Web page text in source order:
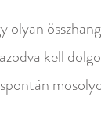
olyan
kell